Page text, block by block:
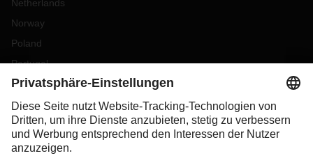
Netherlands
Norway
Poland
Portugal
Romania
Slovakia
Spain
Sweden